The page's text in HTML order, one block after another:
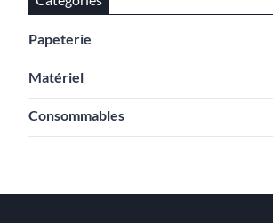
Papeterie
Matériel
Consommables